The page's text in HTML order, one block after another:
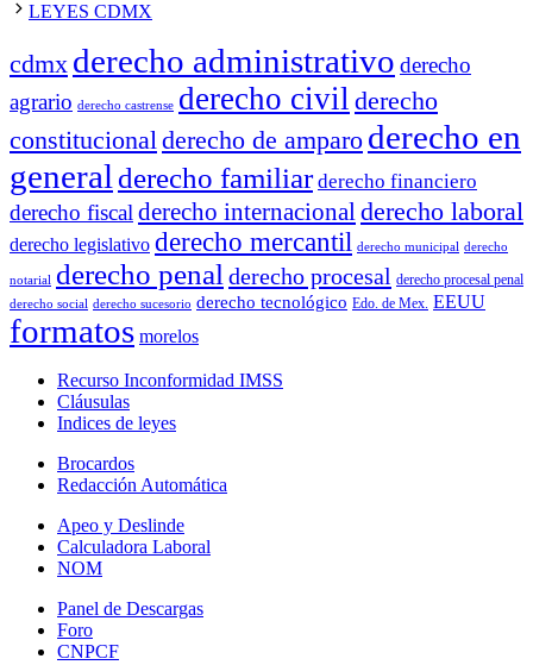
LEYES CDMX
cdmx derecho administrativo derecho
agrario derecho castrense derecho civil derecho
constitucionalderecho de amparo derecho en
general derecho familiar derecho financiero
derecho fiscal derecho internacionalderecho laboral
derecho legislativo derecho mercantil derecho municipal derecho
notarial derecho penal derecho procesal derecho procesal penal
derecho social derecho sucesorio derecho tecnológico Edo. de Mex. EEUU
formatos morelos
Recurso Inconformidad IMSS
Cláusulas
Indices de leyes
Brocardos
Redacción Automática
Apeo y Deslinde
Calculadora Laboral
NOM
Panel de Descargas
Foro
CNPCF